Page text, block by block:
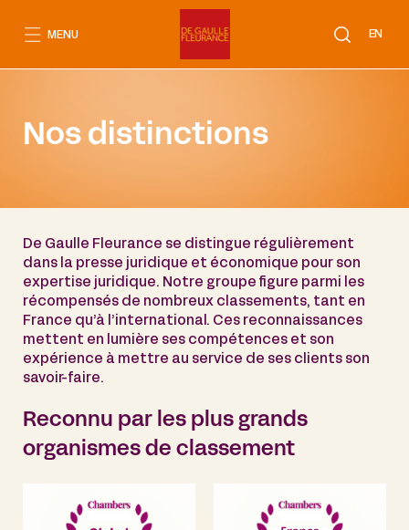
EN
MENU
Nos distinctions
De Gaulle Fleurance se distingue régulièrement
dans la presse juridique et économique pour son
expertise juridique. Notre groupe figure parmi les
récompensés de nombreux classements, tant en
France qu’à l’international. Ces reconnaissances
mettent en lumière ses compétences et son
expérience à mettre au service de ses clients son
savoir-faire.
Reconnu par les plus grands
organismes de classement